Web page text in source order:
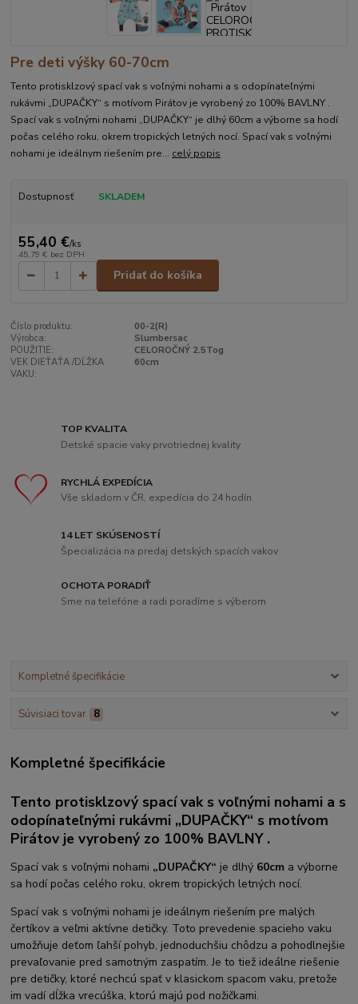
Pre deti výšky 60-70cm
Tento protisklzový spací vak s voľnými nohami a s odopínateľnými
rukávmi „DUPAČKY“ s motívom Pirátov je vyrobený zo 100% BAVLNY .
Spací vak s voľnými nohami „DUPAČKY“ je dlhý 60cm a výborne sa hodí
počas celého roku, okrem tropických letných nocí. Spací vak s voľnými
nohami je ideálnym riešením pre... celý popis
Dostupnosť SKLADEM
55,40 €/ks
45,79 € bez DPH
Pridať do košíka
Číslo produktu:
00-2(R)
Výrobca:
Slumbersac
POUŽITIE:
CELOROČNÝ 2.5Tog
VEK DIEŤAŤA /DĹŽKA
VAKU:
60cm
TOP KVALITA
Detské spacie vaky prvotriednej kvality
RYCHLÁ EXPEDÍCIA
Vše skladom v ČR, expedícia do 24 hodín
14 LET SKÚSENOSTÍ
Špecializácia na predaj detských spacích vakov
OCHOTA PORADIŤ
Sme na telefóne a radi poradíme s výberom
Kompletné špecifikácie
Súvisiaci tovar 8
Kompletné špecifikácie
Tento protisklzový spací vak s voľnými nohami a s
odopínateľnými rukávmi „DUPAČKY“ s motívom
Pirátov je vyrobený zo 100% BAVLNY .
Spací vak s voľnými nohami „DUPAČKY“ je dlhý 60cm a výborne
sa hodí počas celého roku, okrem tropických letných nocí.
Spací vak s voľnými nohami je ideálnym riešením pre malých
čertíkov a veľmi aktívne detičky. Toto prevedenie spacieho vaku
umožňuje deťom ľahší pohyb, jednoduchšiu chôdzu a pohodlnejšie
prevaľovanie pred samotným zaspatím. Je to tiež ideálne riešenie
pre detičky, ktoré nechcú spať v klasickom spacom vaku, pretože
im vadí dĺžka vrecúška, ktorú majú pod nožičkami.